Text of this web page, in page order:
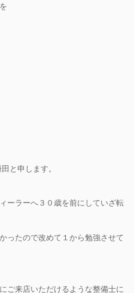
と申します。
ーラーへ３０歳を前にしていざ転
ったので改めて１から勉強させて
ご来店いただけるような整備士に